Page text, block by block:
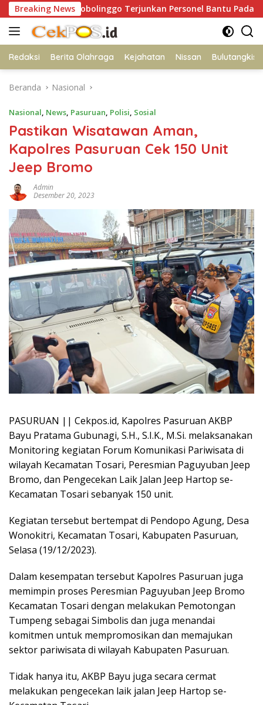
Langsung
ke
konten
Breaking News
Probolinggo Terjunkan Personel Bantu Padamkan
Redaksi Berita Olahraga Kejahatan Nissan Bulutangkis
Beranda Nasional
Nasional, News, Pasuruan, Polisi, Sosial
Pastikan Wisatawan Aman,
Kapolres Pasuruan Cek 150 Unit
Jeep Bromo
Admin
Desember 20, 2023
PASURUAN || Cekpos.id, Kapolres Pasuruan AKBP
Bayu Pratama Gubunagi, S.H., S.I.K., M.Si. melaksanakan
Monitoring kegiatan Forum Komunikasi Pariwisata di
wilayah Kecamatan Tosari, Peresmian Paguyuban Jeep
Bromo, dan Pengecekan Laik Jalan Jeep Hartop se-
Kecamatan Tosari sebanyak 150 unit.
Kegiatan tersebut bertempat di Pendopo Agung, Desa
Wonokitri, Kecamatan Tosari, Kabupaten Pasuruan,
Selasa (19/12/2023).
Dalam kesempatan tersebut Kapolres Pasuruan juga
memimpin proses Peresmian Paguyuban Jeep Bromo
Kecamatan Tosari dengan melakukan Pemotongan
Tumpeng sebagai Simbolis dan juga menandai
komitmen untuk mempromosikan dan memajukan
sektor pariwisata di wilayah Kabupaten Pasuruan.
Tidak hanya itu, AKBP Bayu juga secara cermat
melakukan pengecekan laik jalan Jeep Hartop se-